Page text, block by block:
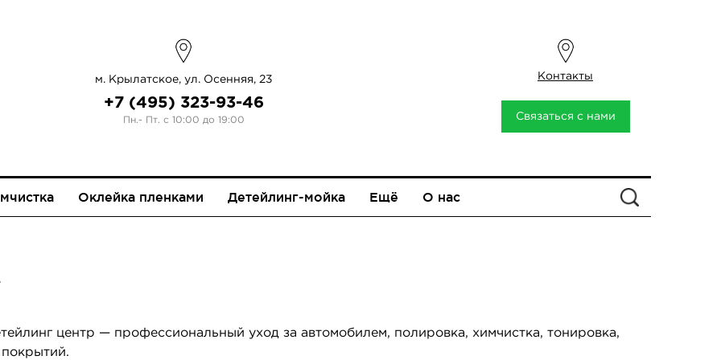
м. Крылатское, ул. Осенняя, 23
+7 (495) 323-93-46
Пн.- Пт. с 10:00 до 19:00
Контакты
Связаться с нами
КРЫШ
Оклейка пленками Детейлинг-мойка Ещё О нас
центр — профессиональный уход за автомобилем, полировка, химчистка, тонировка,